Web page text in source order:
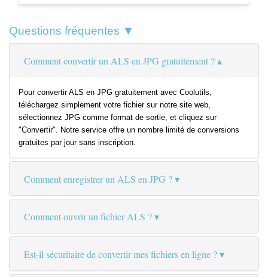
Questions fréquentes ▼
Comment convertir un ALS en JPG gratuitement ?
Pour convertir ALS en JPG gratuitement avec Coolutils,
téléchargez simplement votre fichier sur notre site web,
sélectionnez JPG comme format de sortie, et cliquez sur
"Convertir". Notre service offre un nombre limité de conversions
gratuites par jour sans inscription.
Comment enregistrer un ALS en JPG ?
Comment ouvrir un fichier ALS ?
Est-il sécuritaire de convertir mes fichiers en ligne ?